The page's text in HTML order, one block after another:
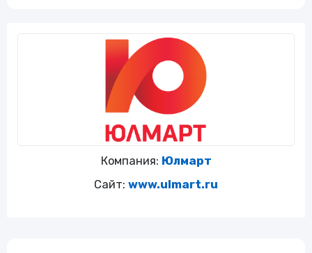
Компания: Юлмарт
Сайт: www.ulmart.ru